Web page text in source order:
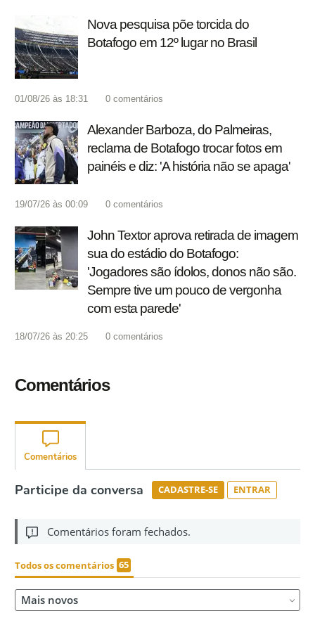
Nova pesquisa põe torcida do
Botafogo em 12º lugar no Brasil
01/08/26 às 18:31 0 comentários
Alexander Barboza, do Palmeiras,
reclama de Botafogo trocar fotos em
painéis e diz: 'A história não se apaga'
19/07/26 às 00:09 0 comentários
John Textor aprova retirada de imagem
sua do estádio do Botafogo:
'Jogadores são ídolos, donos não são.
Sempre tive um pouco de vergonha
com esta parede'
18/07/26 às 20:25 0 comentários
Comentários